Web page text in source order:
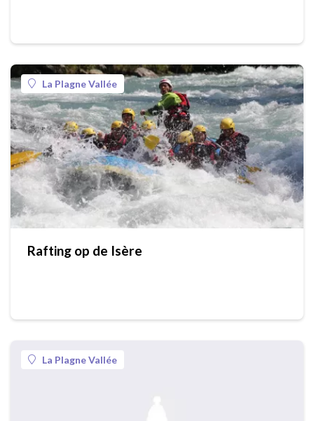
La Plagne Vallée
Rafting op de Isère
La Plagne Vallée